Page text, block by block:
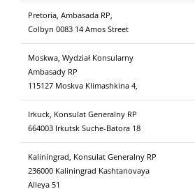
Pretoria, Ambasada RP,
Colbyn 0083 14 Amos Street
Moskwa, Wydział Konsularny
Ambasady RP
115127 Moskva Klimashkina 4,
Irkuck, Konsulat Generalny RP
664003 Irkutsk Suche-Batora 18
Kaliningrad, Konsulat Generalny RP
236000 Kaliningrad Kashtanovaya
Alleya 51